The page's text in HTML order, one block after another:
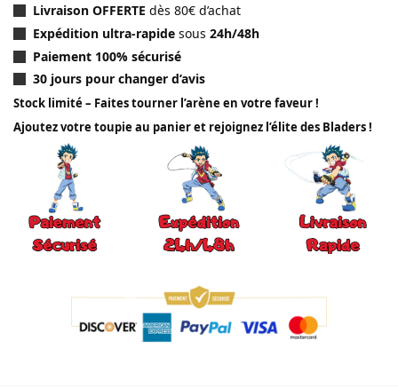
Livraison OFFERTE dès 80€ d’achat
Expédition ultra-rapide sous 24h/48h
Paiement 100% sécurisé
30 jours pour changer d’avis
Stock limité – Faites tourner l’arène en votre faveur !
Ajoutez votre toupie au panier et rejoignez l’élite des Bladers !